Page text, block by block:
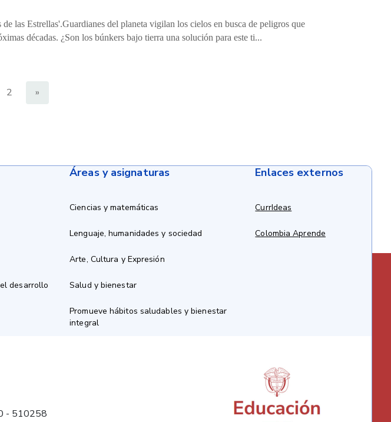
las Estrellas'.Guardianes del planeta vigilan los cielos en busca de peligros que
décadas. ¿Son los búnkers bajo tierra una solución para este ti...
2 »
desarrollo
Áreas y asignaturas
Ciencias y matemáticas
Lenguaje, humanidades y sociedad
Arte, Cultura y Expresión
Salud y bienestar
Promueve hábitos saludables y bienestar
integral
Enlaces externos
CurrIdeas
Colombia Aprende
- 510258